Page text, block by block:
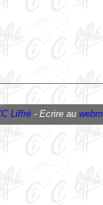
Liffré - Ecrire au